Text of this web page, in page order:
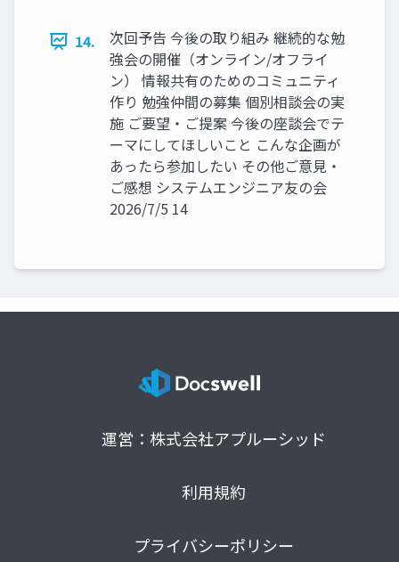
14.
次回予告 今後の取り組み 継続的な勉
強会の開催（オンライン/オフライ
ン） 情報共有のためのコミュニティ
作り 勉強仲間の募集 個別相談会の実
施 ご要望・ご提案 今後の座談会でテ
ーマにしてほしいこと こんな企画が
あったら参加したい その他ご意見・
ご感想 システムエンジニア友の会
2026/7/5 14
運営：株式会社アプルーシッド
利用規約
プライバシーポリシー